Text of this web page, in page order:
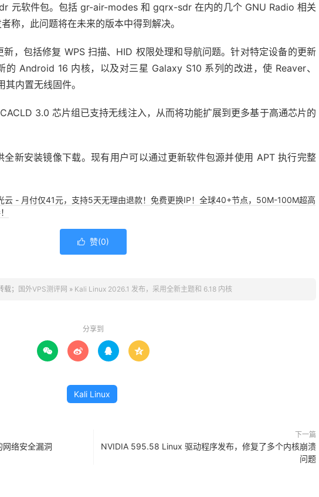
元软件包。包括 gr-air-modes 和 gqrx-sdr 在内的几个 GNU Radio 相关
称，此问题将在未来的版本中得到解决。
，包括修复 WPS 扫描、HID 权限处理和导航问题。针对特定设备的更新
Android 16 内核，以及对三星 Galaxy S10 系列的改进，使 Reaver、
内置无线固件。
3.0 芯片组已支持无线注入，从而将功能扩展到更多基于高通芯片的
新安装镜像下载。现有用户可以通过更新软件包源并使用 APT 执行完整
云 - 月付仅41元，支持5天无理由退款！免费更换IP！全球40+节点，50M-100M超高
 赞(0)
； 国外VPS测评网 » Kali Linux 2026.1 发布，采用全新主题和 6.18 内核
分享到
   
Kali Linux
络安全漏洞
下一篇
NVIDIA 595.58 Linux 驱动程序发布，修复了多个内核崩溃
问题